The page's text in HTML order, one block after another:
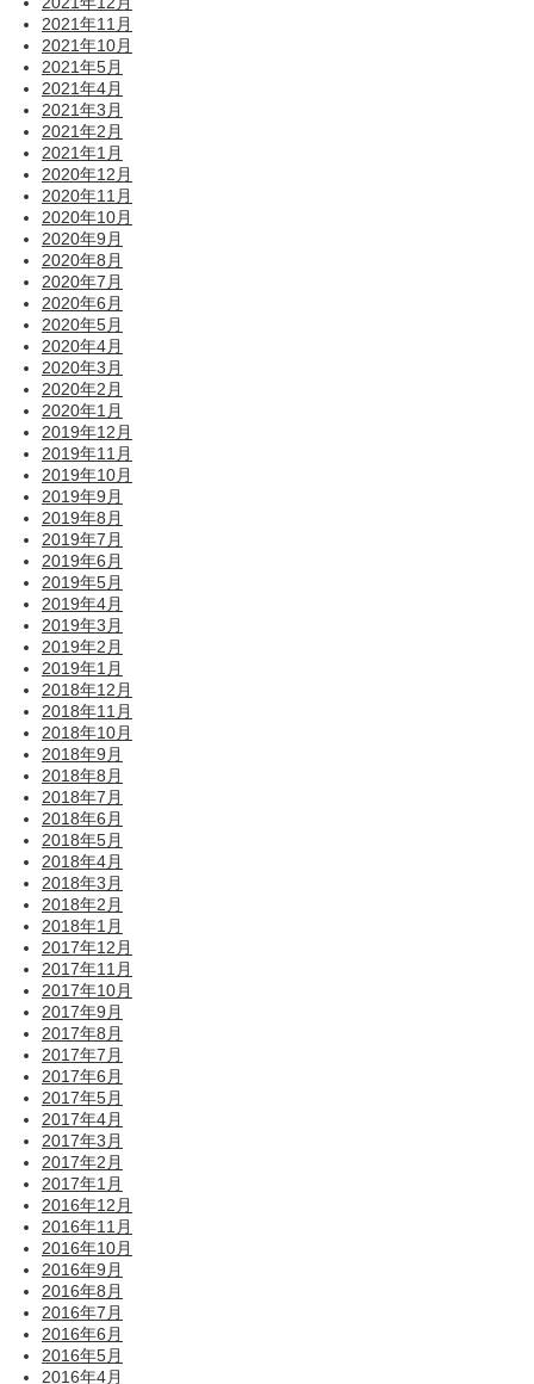
2021年11月
2021年10月
2021年5月
2021年4月
2021年3月
2021年2月
2021年1月
2020年12月
2020年11月
2020年10月
2020年9月
2020年8月
2020年7月
2020年6月
2020年5月
2020年4月
2020年3月
2020年2月
2020年1月
2019年12月
2019年11月
2019年10月
2019年9月
2019年8月
2019年7月
2019年6月
2019年5月
2019年4月
2019年3月
2019年2月
2019年1月
2018年12月
2018年11月
2018年10月
2018年9月
2018年8月
2018年7月
2018年6月
2018年5月
2018年4月
2018年3月
2018年2月
2018年1月
2017年12月
2017年11月
2017年10月
2017年9月
2017年8月
2017年7月
2017年6月
2017年5月
2017年4月
2017年3月
2017年2月
2017年1月
2016年12月
2016年11月
2016年10月
2016年9月
2016年8月
2016年7月
2016年6月
2016年5月
2016年4月